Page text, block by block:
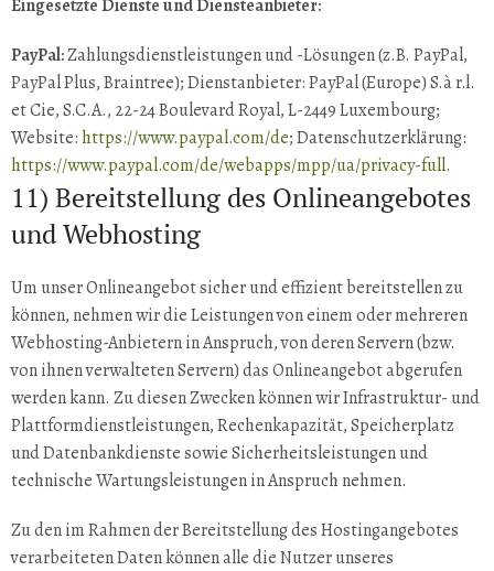
Eingesetzte Dienste und Diensteanbieter:
PayPal:Zahlungsdienstleistungen und -Lösungen (z.B. PayPal,
PayPal Plus, Braintree); Dienstanbieter: PayPal (Europe) S.à r.l.
et Cie, S.C.A., 22-24 Boulevard Royal, L-2449 Luxembourg;
Website: https://www.paypal.com/de; Datenschutzerklärung:
https://www.paypal.com/de/webapps/mpp/ua/privacy-full.
11) Bereitstellung des Onlineangebotes
und Webhosting
Um unser Onlineangebot sicher und effizient bereitstellen zu
können, nehmen wir die Leistungen von einem oder mehreren
Webhosting-Anbietern in Anspruch, von deren Servern (bzw.
von ihnen verwalteten Servern) das Onlineangebot abgerufen
werden kann. Zu diesen Zwecken können wir Infrastruktur- und
Plattformdienstleistungen, Rechenkapazität, Speicherplatz
und Datenbankdienste sowie Sicherheitsleistungen und
technische Wartungsleistungen in Anspruch nehmen.
Zu den im Rahmen der Bereitstellung des Hostingangebotes
verarbeiteten Daten können alle die Nutzer unseres